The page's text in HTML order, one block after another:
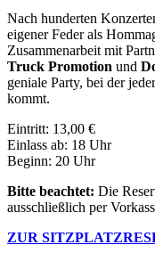
Nach hunderten
eigener Feder als
Zusammenarbeit mit
Truck Promotion und
geniale Party, bei der
kommt.
Eintritt: 13,00 €
Einlass ab: 18 Uhr
Beginn: 20 Uhr
Bitte beachtet: Die
ausschließlich per
ZUR